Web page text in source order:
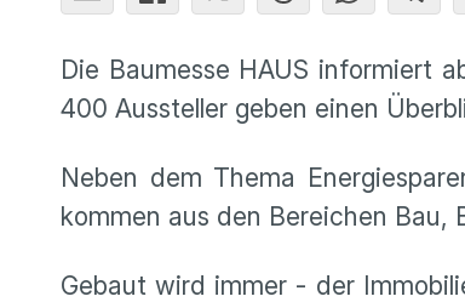
Die Baumesse HAUS informiert
400 Aussteller geben einen
Neben dem Thema
kommen aus den Bereichen
Gebaut wird immer - der